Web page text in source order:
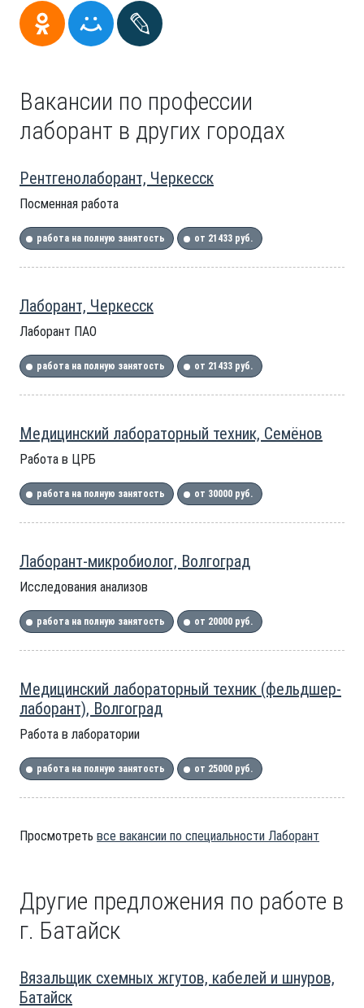
Вакансии по профессии
лаборант в других городах
Рентгенолаборант, Черкесск
Посменная работа
работа на полную занятость от 21433 руб.
Лаборант, Черкесск
Лаборант ПАО
работа на полную занятость от 21433 руб.
Медицинский лабораторный техник, Семёнов
Работа в ЦРБ
работа на полную занятость от 30000 руб.
Лаборант-микробиолог, Волгоград
Исследования анализов
работа на полную занятость от 20000 руб.
Медицинский лабораторный техник (фельдшер-
лаборант), Волгоград
Работа в лаборатории
работа на полную занятость от 25000 руб.
Просмотреть все вакансии по специальности Лаборант
Другие предложения по работе в
г. Батайск
Вязальщик схемных жгутов, кабелей и шнуров,
Батайск